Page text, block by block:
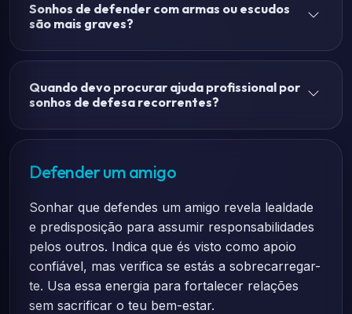
Sonhos de defender com armas ou escudos
são mais graves?
Quando devo procurar ajuda profissional por
sonhos de defesa recorrentes?
Defender um amigo
Sonhar que defendes um amigo revela lealdade
e predisposição para assumir responsabilidades
pelos outros. Indica que és visto como apoio
confiável, mas verifica se estás a sobrecarregar-
te. Usa essa energia para fortalecer relações
sem sacrificar o teu bem-estar.